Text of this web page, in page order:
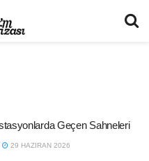
Geçen Sahneleri
29 HAZIRAN 2026